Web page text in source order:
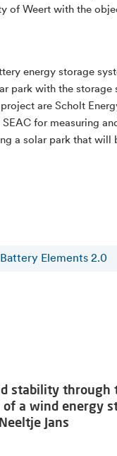
of Weert with the
energy storage
park with the
are Scholt
for measuring
a solar park that will
Elements 2.0
stability through
of a wind energy
Jans